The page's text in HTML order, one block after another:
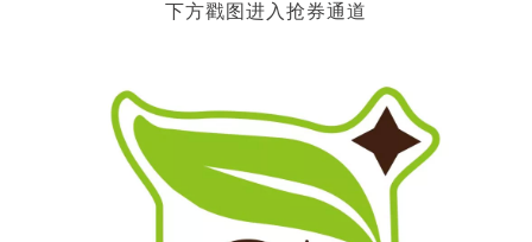
下方戳图进入抢券通道